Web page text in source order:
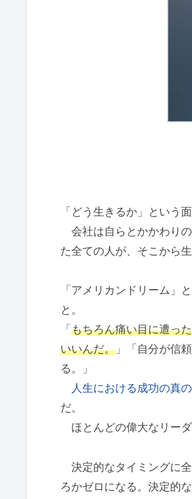
「どう生きるか」という
会社は自らとかかわり
た全ての人が、そこから
「アメリカンドリーム」
と。
「 もちろん痛い目に遭っ
いいんだ。 」「自分が信
る。」
人生における成功の真
だ。
ほとんどの偉大なリーダ
決定的なタイミングに
ろかゼロになる。決定的